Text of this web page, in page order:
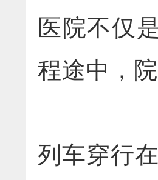
医院不仅
程途中，
列车穿行